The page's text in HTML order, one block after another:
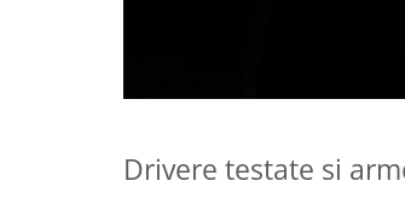
Drivere testate si